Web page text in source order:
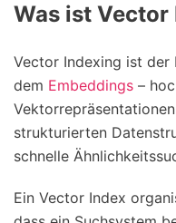
Was ist Vector
Vector Indexing ist der
dem Embeddings –
strukturierten
schnelle
Ein Vector Index